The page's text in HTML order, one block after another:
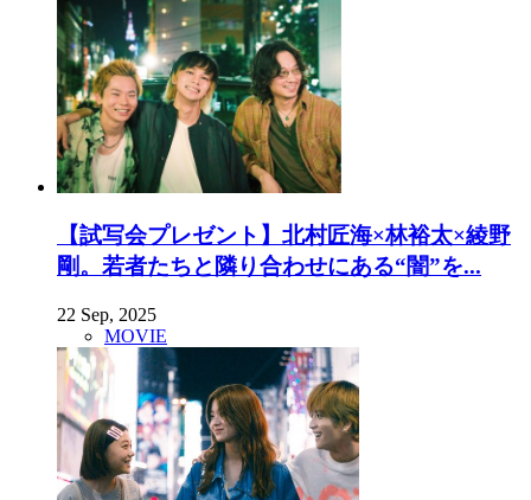
【試写会プレゼント】北村匠海×林裕太×綾野
剛。若者たちと隣り合わせにある“闇”を...
22 Sep, 2025
MOVIE